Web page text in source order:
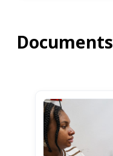
Documents